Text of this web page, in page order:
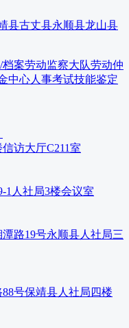
县古丈县永顺县龙山县
档案劳动监察大队劳动仲
中心人事考试技能鉴定
访大厅C211室
1人社局3楼会议室
路19号永顺县人社局三
号保靖县人社局四楼